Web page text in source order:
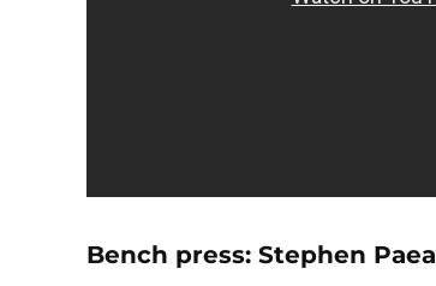
Bench press: Stephen Paea